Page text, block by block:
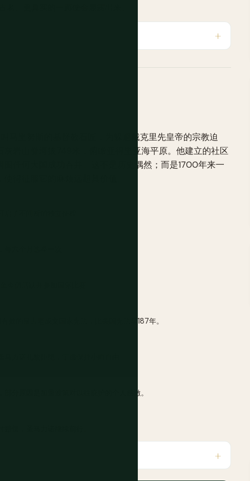
、更真实的一面便会显露出来。
马里努斯的基督教石匠，为躲避戴克里先皇帝的宗教迫
岩山脊海拔749米，俯瞰亚得里亚海平原。他建立的社区
任何大国成功吞并。这不是历史偶然；而是1700年来一
得征服它的麻烦远超其价值。
了不间断的独立征程。
六个月选举一次。
仍活跃并参加国际比赛。
效的最古老成文国家宪法，比美国宪法早187年。
力诺礼貌拒绝，宁愿保持小而自由。
分原因是加里波第对以往庇护的个人感激。
偿，圣马力诺继续前行。